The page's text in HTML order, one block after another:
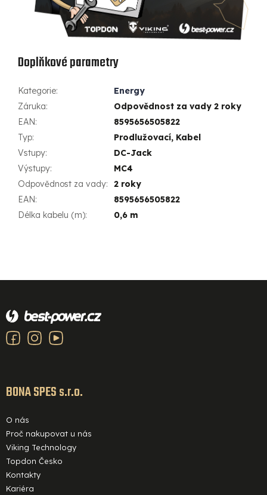
Doplňkové parametry
Kategorie:
Energy
Záruka:
Odpovědnost za vady 2 roky
EAN:
8595656505822
Typ:
Prodlužovací, Kabel
Vstupy:
DC-Jack
Výstupy:
MC4
Odpovědnost za vady:
2 roky
EAN:
8595656505822
Délka kabelu (m): 0,6 m
á
a
BONA SPES s.r.o.
O nás
Proč nakupovat u nás
Viking Technology
Topdon Česko
Kontakty
Kariéra